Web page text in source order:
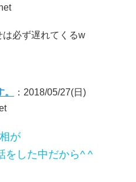
必ず遅れてくるw
：2018/05/27(日)
が
をした中だから^ ^